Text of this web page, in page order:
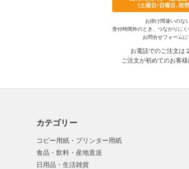
お掛け間違いのな
受付時間外のとき、つながりに
お問合せフォーム
お電話でのご注文は
ご注文が初めてのお客様
カテゴリー
コピー用紙・プリンター用紙
食品・飲料・産地直送
日用品・生活雑貨